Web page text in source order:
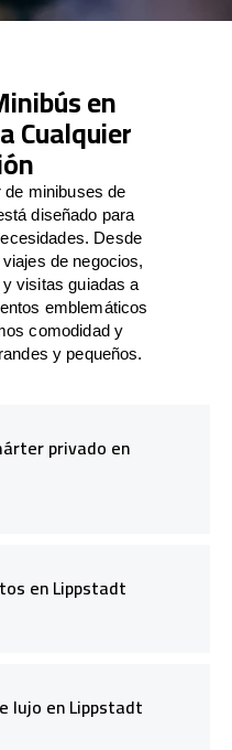
en
Cualquier
de minibuses de
diseñado para
Desde
de negocios,
visitas guiadas a
emblemáticos
comodidad y
y pequeños.
privado en
en Lippstadt
lujo en Lippstadt